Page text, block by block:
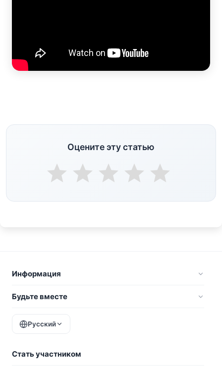
Оцените эту статью
Информация
Будьте вместе
Русский
Стать участником